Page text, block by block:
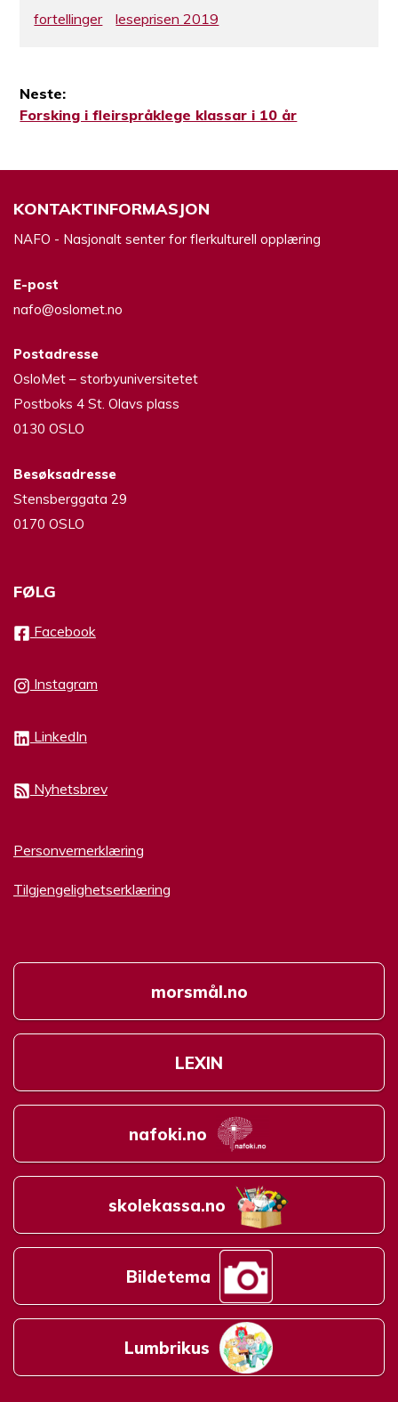
fortellinger
leseprisen 2019
Innleggsnavigasjon
Neste:
Neste
Forsking i fleirspråklege klassar i 10 år
KONTAKTINFORMASJON
NAFO - Nasjonalt senter for flerkulturell opplæring
E-post
nafo@oslomet.no
Postadresse
OsloMet – storbyuniversitetet
Postboks 4 St. Olavs plass
0130 OSLO
Besøksadresse
Stensberggata 29
0170 OSLO
FØLG
Facebook
Instagram
LinkedIn
Nyhetsbrev
Personvernerklæring
Tilgjengelighetserklæring
morsmål.no
LEXIN
nafoki.no
skolekassa.no
Bildetema
Lumbrikus